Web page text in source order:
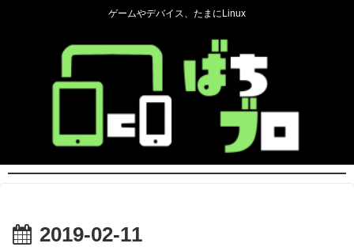
ゲームやデバイス、たまにLinux
2019-02-11